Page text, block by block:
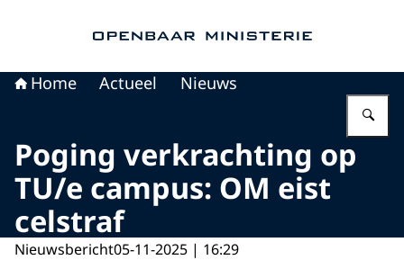
Home Actueel Nieuws
Poging verkrachting op
TU/e campus: OM eist
celstraf
Nieuwsbericht05-11-2025 | 16:29